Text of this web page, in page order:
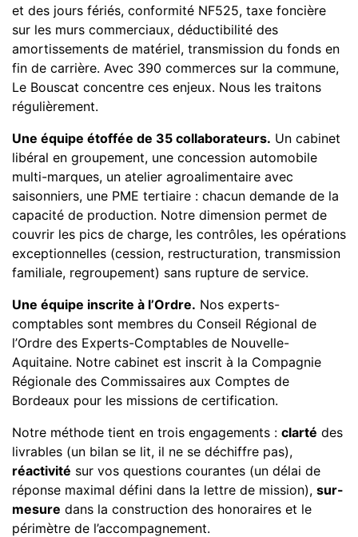
et des jours fériés, conformité NF525, taxe foncière
sur les murs commerciaux, déductibilité des
amortissements de matériel, transmission du fonds en
fin de carrière. Avec 390 commerces sur la commune,
Le Bouscat concentre ces enjeux. Nous les traitons
régulièrement.
Une équipe étoffée de 35 collaborateurs. Un cabinet
libéral en groupement, une concession automobile
multi-marques, un atelier agroalimentaire avec
saisonniers, une PME tertiaire : chacun demande de la
capacité de production. Notre dimension permet de
couvrir les pics de charge, les contrôles, les opérations
exceptionnelles (cession, restructuration, transmission
familiale, regroupement) sans rupture de service.
Une équipe inscrite à l’Ordre. Nos experts-
comptables sont membres du Conseil Régional de
l’Ordre des Experts-Comptables de Nouvelle-
Aquitaine. Notre cabinet est inscrit à la Compagnie
Régionale des Commissaires aux Comptes de
Bordeaux pour les missions de certification.
Notre méthode tient en trois engagements : clarté des
livrables (un bilan se lit, il ne se déchiffre pas),
réactivité sur vos questions courantes (un délai de
réponse maximal défini dans la lettre de mission), sur-
mesure dans la construction des honoraires et le
périmètre de l’accompagnement.